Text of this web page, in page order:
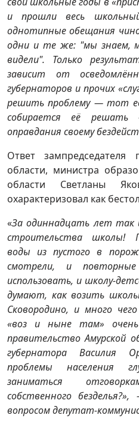
и прошли весь
однотипные обещания
одни и те же: "мы знаем,
видели". Только
зависит от
губернаторов и прочих
решить проблему — тот
собирается её
оправдания своему
Ответ зампредседателя
области, министра
области Светланы
охарактеризовал как
«За одиннадцать лет так
строительства школы!
воды из пустого в
смотрели, и
использовать, и школу-
думают, как возить
Сковородино, и много
«воз и ныне там»
правительство Амурской
губернатора Василия
проблемы населения
заниматься
собственного
вопросом депутат-